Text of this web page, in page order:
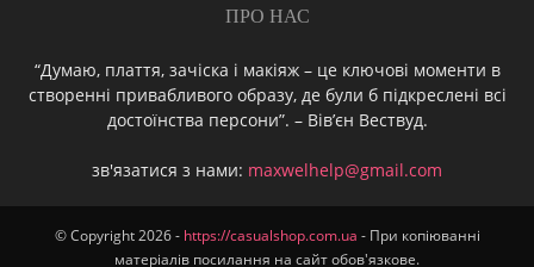
ПРО НАС
“Думаю, плаття, зачіска і макіяж – це ключові моменти в
створенні привабливого образу, де були б підкреслені всі
достоїнства персони”. – Вів’єн Вествуд.
зв'язатися з нами: maxwelhelp@gmail.com
© Copyright 2026 - https://casualshop.com.ua - При копіюванні
матеріалів посилання на сайт обов'язкове.